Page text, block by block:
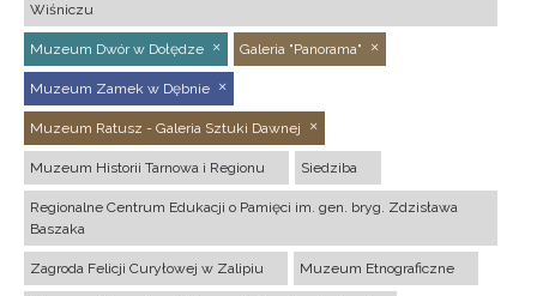
Wiśniczu
Muzeum Dwór w Dołędze Galeria "Panorama"
Muzeum Zamek w Dębnie
Muzeum Ratusz - Galeria Sztuki Dawnej
Muzeum Historii Tarnowa i Regionu Siedziba
Regionalne Centrum Edukacji o Pamięci im. gen. bryg. Zdzisława
Baszaka
Zagroda Felicji Curyłowej w Zalipiu Muzeum Etnograficzne